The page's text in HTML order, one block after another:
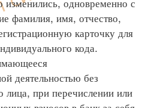
фамилия, имя, отчество,
карточку для
кода.
деятельностью без
лица, при перечислении или